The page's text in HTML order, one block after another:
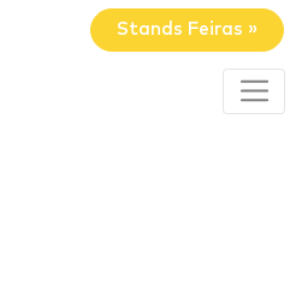
Stands Feiras »